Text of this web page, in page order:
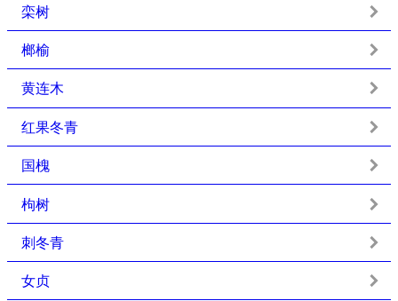
栾树
榔榆
黄连木
红果冬青
国槐
枸树
刺冬青
女贞